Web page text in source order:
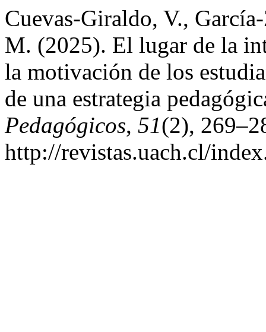
Cuevas-Giraldo, V.,
M. (2025). El lugar de la
la motivación de los
de una estrategia
Pedagógicos, 51(2),
http://revistas.uach.cl/